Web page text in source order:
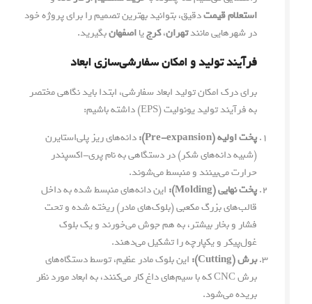
استعلام قیمتدقیق، بتوانید بهترین تصمیم را برای پروژه خود
در شهرهایی مانندتهران،کرجیااصفهانبگیرید.
فرآیند تولید و امکان سفارشی‌سازی ابعاد
برای درک امکان تولید ابعاد سفارشی، ابتدا باید نگاهی مختصر
به فرآیند تولید یونولیت (EPS) داشته باشیم:
پخت اولیه (Pre-expansion):
دانه‌های ریز پلی‌استایرن
(شبیه دانه‌های شکر) در دستگاهی به نام پری-اکسپندر
حرارت می‌بینند و منبسط می‌شوند.
پخت نهایی (Molding):
این دانه‌های منبسط شده به داخل
قالب‌های بزرگ مکعبی (بلوک‌های مادر) ریخته شده و تحت
فشار و بخار بیشتر، به هم جوش می‌خورند و یک بلوک
غول‌پیکر و یکپارچه را تشکیل می‌دهند.
برش (Cutting):
این بلوک مادر عظیم، توسط دستگاه‌های
برش CNC که با سیم‌های داغ کار می‌کنند، به ابعاد مورد نظر
بریده می‌شود.